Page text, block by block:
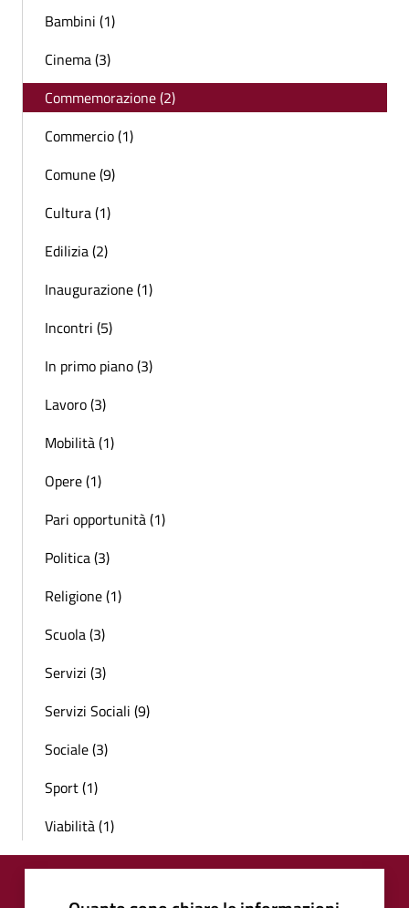
Bambini (1)
Cinema (3)
Commemorazione (2)
Commercio (1)
Comune (9)
Cultura (1)
Edilizia (2)
Inaugurazione (1)
Incontri (5)
In primo piano (3)
Lavoro (3)
Mobilità (1)
Opere (1)
Pari opportunità (1)
Politica (3)
Religione (1)
Scuola (3)
Servizi (3)
Servizi Sociali (9)
Sociale (3)
Sport (1)
Viabilità (1)